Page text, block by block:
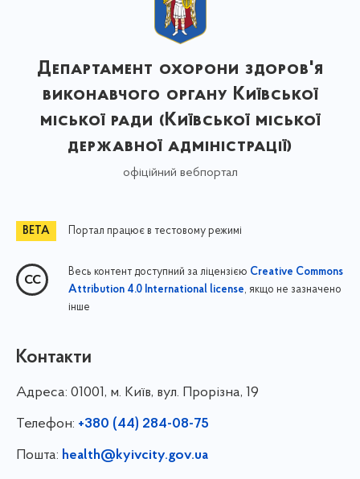
Департамент охорони здоров'я
виконавчого органу Київської
міської ради (Київської міської
державної адміністрації)
офіційний вебпортал
Портал працює в тестовому режимі
Весь контент доступний за ліцензією Creative Commons
Attribution 4.0 International license, якщо не зазначено
інше
Контакти
Адреса: 01001, м. Київ, вул. Прорізна, 19
Телефон: +380 (44) 284-08-75
Пошта: health@kyivcity.gov.ua